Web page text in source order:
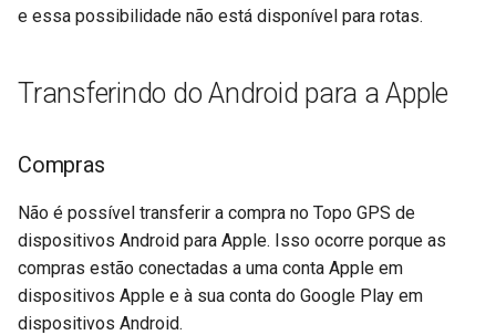
e essa possibilidade não está disponível para rotas.
Transferindo do Android para a Apple
Compras
Não é possível transferir a compra no Topo GPS de
dispositivos Android para Apple. Isso ocorre porque as
compras estão conectadas a uma conta Apple em
dispositivos Apple e à sua conta do Google Play em
dispositivos Android.